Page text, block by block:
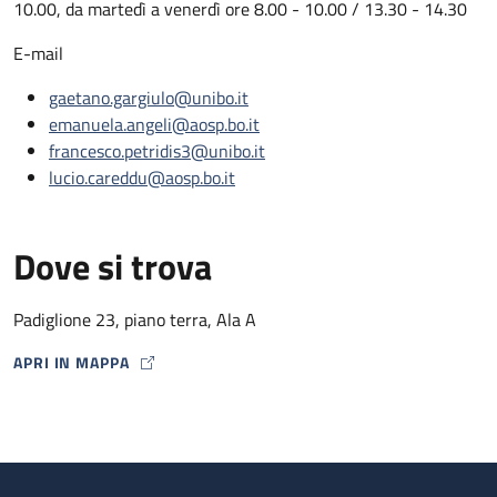
10.00, da martedì a venerdì ore 8.00 - 10.00 / 13.30 - 14.30
E-mail
gaetano.gargiulo@unibo.it
emanuela.angeli@aosp.bo.it
francesco.petridis3@unibo.it
lucio.careddu@aosp.bo.it
Dove si trova
Padiglione 23, piano terra, Ala A
APRI IN MAPPA
MAP ICON